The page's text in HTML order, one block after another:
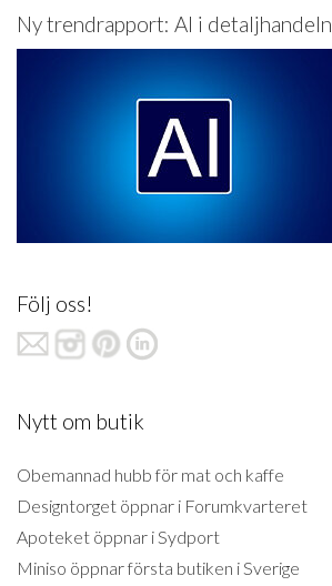
Ny trendrapport: AI i detaljhandeln
Följ oss!
Nytt om butik
Obemannad hubb för mat och kaffe
Designtorget öppnar i Forumkvarteret
Apoteket öppnar i Sydport
Miniso öppnar första butiken i Sverige